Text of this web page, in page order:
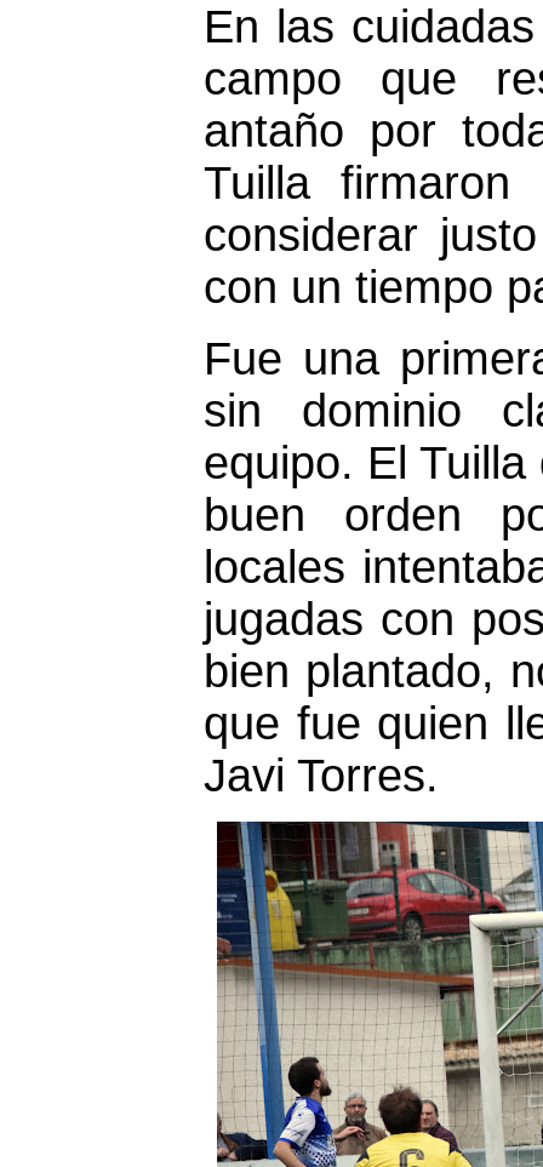
En las
campo que
antaño por
Tuilla
considerar
con un tiempo
Fue una
sin dominio
equipo. El
buen orden
locales
jugadas con
bien plantado,
que fue quien
Javi Torres.